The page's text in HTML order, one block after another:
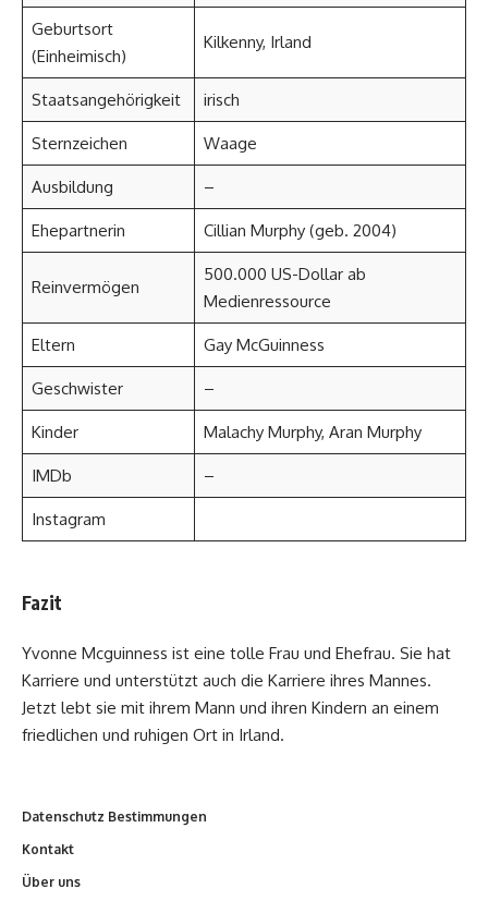
Geburtsort
(Einheimisch)
Kilkenny, Irland
Staatsangehörigkeit irisch
Sternzeichen Waage
Ausbildung –
Ehepartnerin Cillian Murphy (geb. 2004)
Reinvermögen
500.000 US-Dollar ab
Medienressource
Eltern Gay McGuinness
Geschwister –
Kinder Malachy Murphy, Aran Murphy
IMDb –
Instagram
Fazit
Yvonne Mcguinness ist eine tolle Frau und Ehefrau. Sie hat
Karriere und unterstützt auch die Karriere ihres Mannes.
Jetzt lebt sie mit ihrem Mann und ihren Kindern an einem
friedlichen und ruhigen Ort in Irland.
Datenschutz Bestimmungen
Kontakt
Über uns